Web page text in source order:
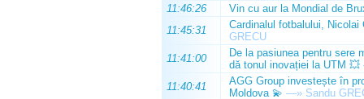
11:46:26
Vin cu aur la Mondial de
11:45:31
Cardinalul fotbalului,
GRECU
11:41:00
De la pasiunea pentru sere
dă tonul inovației la UTM 💥
11:40:41
AGG Group investește în
Moldova 💫 —» Sandu